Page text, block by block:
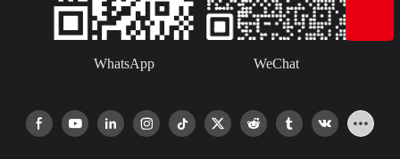
WhatsApp WeChat